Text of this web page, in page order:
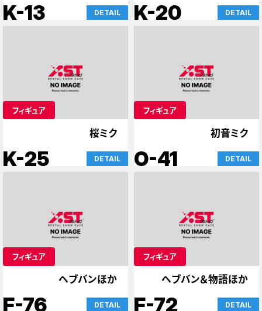
K-13 DETAIL K-20 DETAIL
フィギュア
桜ミク
K-25 DETAIL
フィギュア
初音ミク
O-41 DETAIL
フィギュア
ヘブバンほか
F-76 DETAIL
フィギュア
ヘブバン＆物語ほか
F-72 DETAIL